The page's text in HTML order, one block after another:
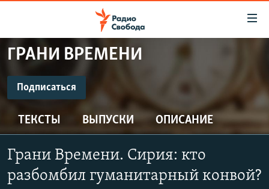
упрощенного
Вернуться
основному
содержанию
Вернутся
главной
ПРОГРАММЫ
ПОДКАСТЫ
МНЕНИЯ
КУЛЬТУРА
ГРАНИ ВРЕМЕНИ
Подписаться
ПОДПИСАТЬСЯ
CastBox
ТЕКСТЫ ВЫПУСКИ ОПИСАНИЕ
Грани Времени. Сирия: кто
разбомбил гуманитарный конвой?